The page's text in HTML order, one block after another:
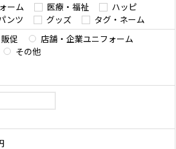
ーム 医療・福祉
ハッピ
ンツ グッズ タグ・ネーム
促
店舗・企業ユニフォーム
その他